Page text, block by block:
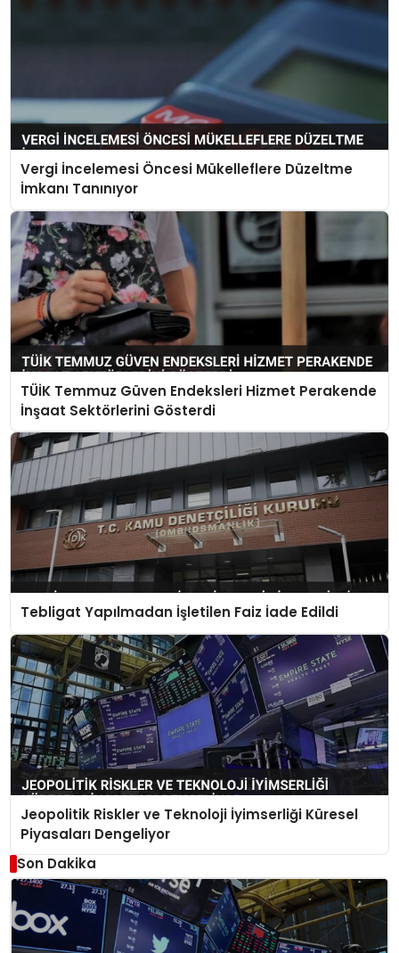
Vergi İncelemesi Öncesi Mükelleflere Düzeltme
İmkanı Tanınıyor
TÜİK Temmuz Güven Endeksleri Hizmet Perakende
İnşaat Sektörlerini Gösterdi
Tebligat Yapılmadan İşletilen Faiz İade Edildi
Jeopolitik Riskler ve Teknoloji İyimserliği Küresel
Piyasaları Dengeliyor
Son Dakika